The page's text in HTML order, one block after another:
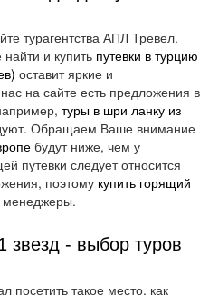
турагентства АПЛ Тревел.
и купить путевки в турцию
оставит яркие и
на сайте есть предложения в
туры в шри ланку из
Обращаем Ваше внимание
будут ниже, чем у
путевки следует относится
поэтому купить горящий
менеджеры.
звезд - выбор туров
посетить такое место, как